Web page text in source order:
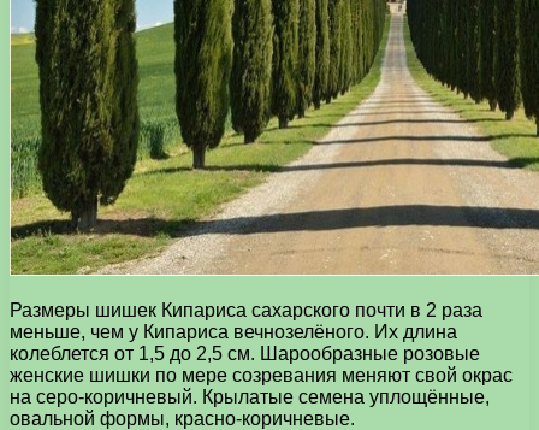
Размеры шишек Кипариса сахарского почти в 2 раза
меньше, чем у Кипариса вечнозелёного. Их длина
колеблется от 1,5 до 2,5 см. Шарообразные розовые
женские шишки по мере созревания меняют свой окрас
на серо-коричневый. Крылатые семена уплощённые,
овальной формы, красно-коричневые.